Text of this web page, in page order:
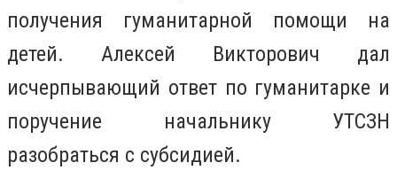
получения гуманитарной помощи на
детей. Алексей Викторович дал
исчерпывающий ответ по гуманитарке и
поручение начальнику УТСЗН
разобраться с субсидией.